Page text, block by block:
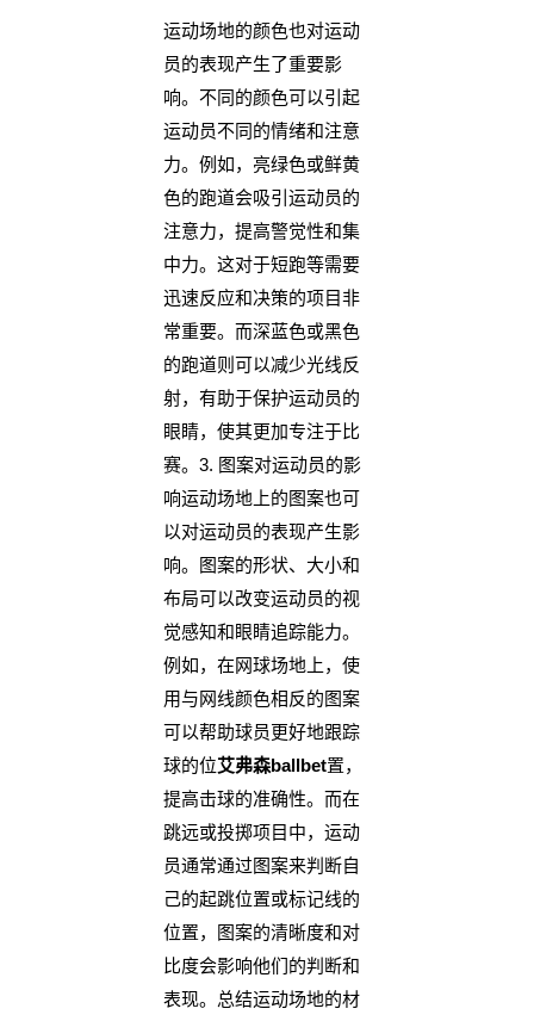
运动场地的颜色也对运动
员的表现产生了重要影
响。不同的颜色可以引起
运动员不同的情绪和注意
力。例如，亮绿色或鲜黄
色的跑道会吸引运动员的
注意力，提高警觉性和集
中力。这对于短跑等需要
迅速反应和决策的项目非
常重要。而深蓝色或黑色
的跑道则可以减少光线反
射，有助于保护运动员的
眼睛，使其更加专注于比
赛。3. 图案对运动员的影
响运动场地上的图案也可
以对运动员的表现产生影
响。图案的形状、大小和
布局可以改变运动员的视
觉感知和眼睛追踪能力。
例如，在网球场地上，使
用与网线颜色相反的图案
可以帮助球员更好地跟踪
球的位艾弗森ballbet置，
提高击球的准确性。而在
跳远或投掷项目中，运动
员通常通过图案来判断自
己的起跳位置或标记线的
位置，图案的清晰度和对
比度会影响他们的判断和
表现。总结运动场地的材